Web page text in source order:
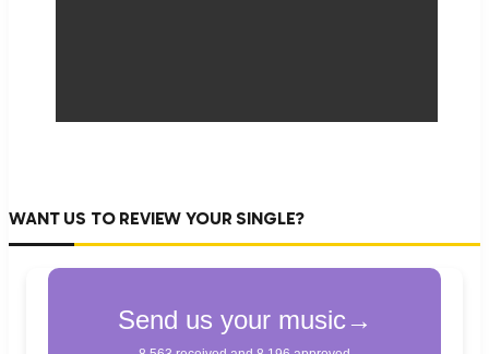
WANT US TO REVIEW YOUR SINGLE?